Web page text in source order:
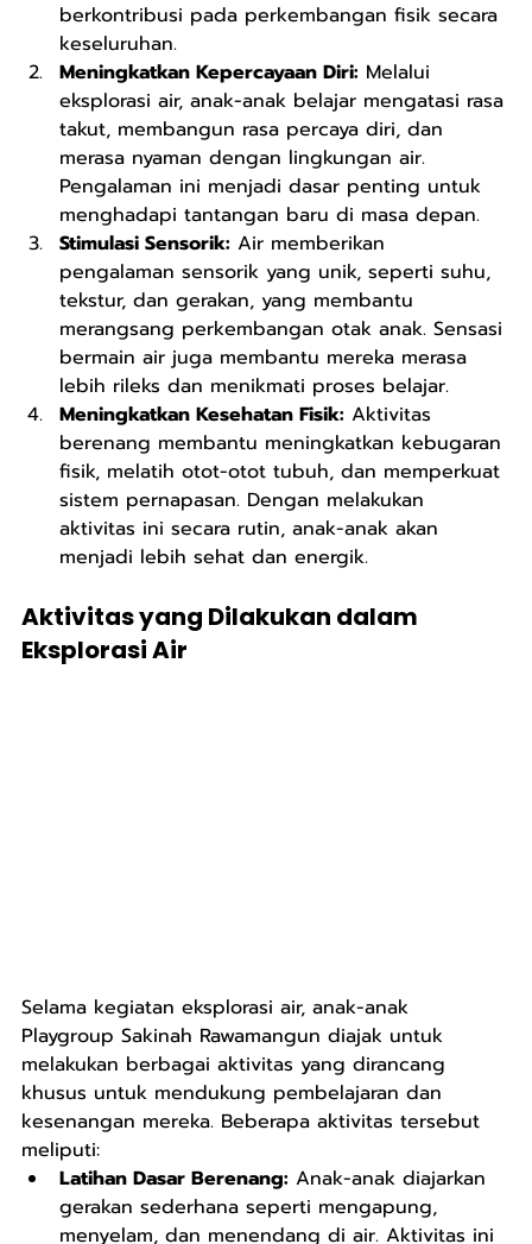
berkontribusi pada perkembangan fisik secara
keseluruhan.
Meningkatkan Kepercayaan Diri: Melalui
eksplorasi air, anak-anak belajar mengatasi rasa
takut, membangun rasa percaya diri, dan
merasa nyaman dengan lingkungan air.
Pengalaman ini menjadi dasar penting untuk
menghadapi tantangan baru di masa depan.
Stimulasi Sensorik: Air memberikan
pengalaman sensorik yang unik, seperti suhu,
tekstur, dan gerakan, yang membantu
merangsang perkembangan otak anak. Sensasi
bermain air juga membantu mereka merasa
lebih rileks dan menikmati proses belajar.
Meningkatkan Kesehatan Fisik: Aktivitas
berenang membantu meningkatkan kebugaran
fisik, melatih otot-otot tubuh, dan memperkuat
sistem pernapasan. Dengan melakukan
aktivitas ini secara rutin, anak-anak akan
menjadi lebih sehat dan energik.
Aktivitas yang Dilakukan dalam
Eksplorasi Air
Selama kegiatan eksplorasi air, anak-anak
Playgroup Sakinah Rawamangun diajak untuk
melakukan berbagai aktivitas yang dirancang
khusus untuk mendukung pembelajaran dan
kesenangan mereka. Beberapa aktivitas tersebut
meliputi:
Latihan Dasar Berenang: Anak-anak diajarkan
gerakan sederhana seperti mengapung,
menyelam, dan menendang di air. Aktivitas ini